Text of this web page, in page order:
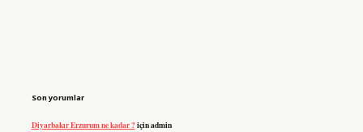
Son yorumlar
Diyarbakır Erzurum ne kadar ?içinadmin